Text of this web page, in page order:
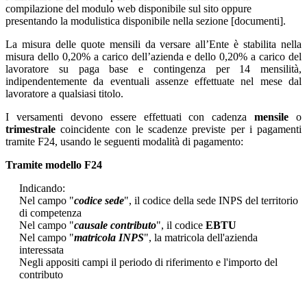
compilazione del modulo web disponibile sul sito oppure
presentando la modulistica disponibile nella sezione [documenti].
La misura delle quote mensili da versare all’Ente è stabilita nella
misura dello 0,20% a carico dell’azienda e dello 0,20% a carico del
lavoratore su paga base e contingenza per 14 mensilità,
indipendentemente da eventuali assenze effettuate nel mese dal
lavoratore a qualsiasi titolo.
I versamenti devono essere effettuati con cadenzamensile o
trimestrale coincidente con le scadenze previste per i pagamenti
tramite F24, usando le seguenti modalità di pagamento:
Tramite modello F24
Indicando:
Nel campo "codice sede", il codice della sede INPS del territorio
di competenza
Nel campo "causale contributo", il codice EBTU
Nel campo "matricola INPS", la matricola dell'azienda
interessata
Negli appositi campi il periodo di riferimento e l'importo del
contributo